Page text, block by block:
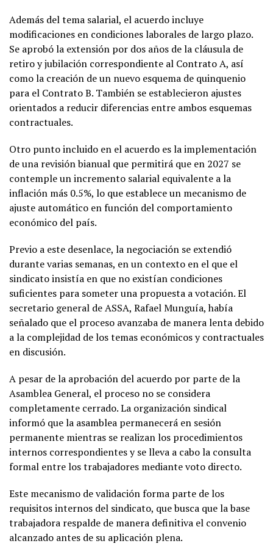
Además del tema salarial, el acuerdo incluye
modificaciones en condiciones laborales de largo plazo.
Se aprobó la extensión por dos años de la cláusula de
retiro y jubilación correspondiente al Contrato A, así
como la creación de un nuevo esquema de quinquenio
para el Contrato B. También se establecieron ajustes
orientados a reducir diferencias entre ambos esquemas
contractuales.
Otro punto incluido en el acuerdo es la implementación
de una revisión bianual que permitirá que en 2027 se
contemple un incremento salarial equivalente a la
inflación más 0.5%, lo que establece un mecanismo de
ajuste automático en función del comportamiento
económico del país.
Previo a este desenlace, la negociación se extendió
durante varias semanas, en un contexto en el que el
sindicato insistía en que no existían condiciones
suficientes para someter una propuesta a votación. El
secretario general de ASSA, Rafael Munguía, había
señalado que el proceso avanzaba de manera lenta debido
a la complejidad de los temas económicos y contractuales
en discusión.
A pesar de la aprobación del acuerdo por parte de la
Asamblea General, el proceso no se considera
completamente cerrado. La organización sindical
informó que la asamblea permanecerá en sesión
permanente mientras se realizan los procedimientos
internos correspondientes y se lleva a cabo la consulta
formal entre los trabajadores mediante voto directo.
Este mecanismo de validación forma parte de los
requisitos internos del sindicato, que busca que la base
trabajadora respalde de manera definitiva el convenio
alcanzado antes de su aplicación plena.